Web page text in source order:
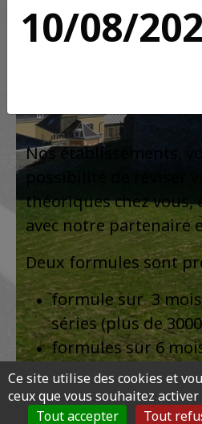
Ce site utilise des cookies et
ceux que vous souhaitez activer
Tout accepter
Tout
Le code par
complément
Nos établissements,
possibilité de réviser
théoriques chez vous,
avec notre partenaire
Deux formules sont
formule sur 3
séries (plus de
formules sur 6
série (plus de
10/08/